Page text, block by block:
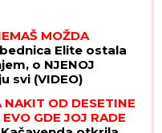
MOŽDA
Elite ostala
o NJENOJ
svi (VIDEO)
NAKIT OD DESETINE
GDE JOJ RADE